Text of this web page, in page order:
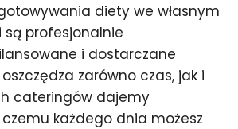
diety we własnym
są profesjonalnie
i dostarczane
zarówno czas, jak i
cateringów dajemy
każdego dnia możesz